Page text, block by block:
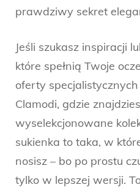
prawdziwy sekret
Jeśli szukasz inspiracji
które spełnią Twoje
oferty
Clamodi, gdzie
wyselekcjonowane
sukienka to taka, w
nosisz – bo po prostu
tylko w lepszej wersji.